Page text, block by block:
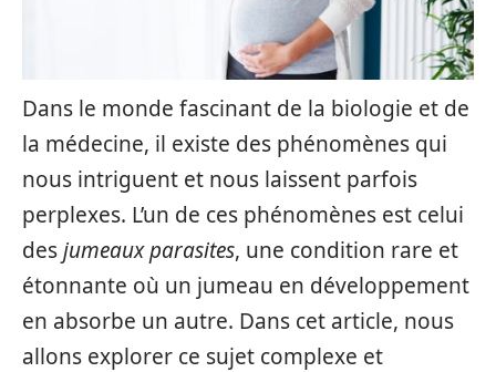
Dans le monde fascinant de la biologie et de
la médecine, il existe des phénomènes qui
nous intriguent et nous laissent parfois
perplexes. L’un de ces phénomènes est celui
desjumeaux parasites, une condition rare et
étonnante où un jumeau en développement
en absorbe un autre. Dans cet article, nous
allons explorer ce sujet complexe et